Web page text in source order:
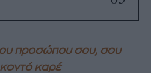
προσώπου σου, σου
καρέ